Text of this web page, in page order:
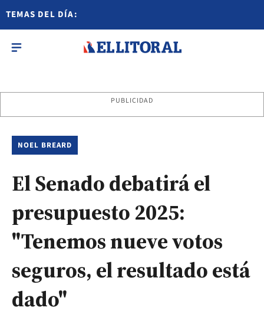
TEMAS DEL DÍA:
PUBLICIDAD
NOEL BREARD
El Senado debatirá el
presupuesto 2025:
"Tenemos nueve votos
seguros, el resultado está
dado"